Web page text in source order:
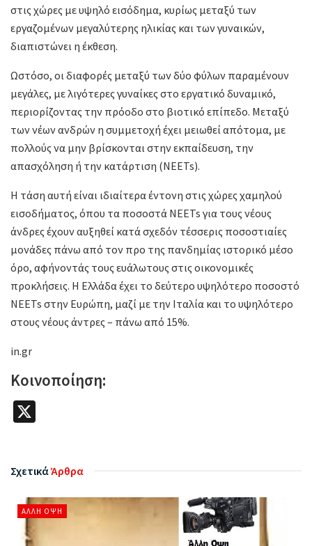
στις χώρες με υψηλό εισόδημα, κυρίως μεταξύ των
εργαζομένων μεγαλύτερης ηλικίας και των γυναικών,
διαπιστώνει η έκθεση.
Ωστόσο, οι διαφορές μεταξύ των δύο φύλων παραμένουν
μεγάλες, με λιγότερες γυναίκες στο εργατικό δυναμικό,
περιορίζοντας την πρόοδο στο βιοτικό επίπεδο. Μεταξύ
των νέων ανδρών η συμμετοχή έχει μειωθεί απότομα, με
πολλούς να μην βρίσκονται στην εκπαίδευση, την
απασχόληση ή την κατάρτιση (NEETs).
Η τάση αυτή είναι ιδιαίτερα έντονη στις χώρες χαμηλού
εισοδήματος, όπου τα ποσοστά NEETs για τους νέους
άνδρες έχουν αυξηθεί κατά σχεδόν τέσσερις ποσοστιαίες
μονάδες πάνω από τον προ της πανδημίας ιστορικό μέσο
όρο, αφήνοντάς τους ευάλωτους στις οικονομικές
προκλήσεις. H Eλλάδα έχει το δεύτερο υψηλότερο ποσοστό
NEETs στην Ευρώπη, μαζί με την Ιταλία και το υψηλότερο
στους νέους άντρες – πάνω από 15%.
in.gr
Κοινοποίηση:
ΣχετικάΆρθρα
ΆΛΛΗ ΌΨΗ